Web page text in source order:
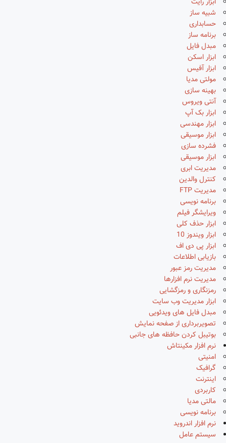
شبیه ساز
حسابداری
برنامه ساز
مبدل فایل
ابزار اسکن
ابزار آفیس
مولتی مدیا
بهینه سازی
آنتی ویروس
ابزار بک آپ
ابزار مهندسی
ابزار موسیقی
فشرده سازی
ابزار موسیقی
مدیریت ابری
کنترل والدین
مدیریت FTP
برنامه نویسی
ویرایشگر فیلم
ابزار حذف کلی
ابزار ویندوز 10
ابزار پی دی اف
بازیابی اطلاعات
مدیریت رمز عبور
مدیریت نرم افزارها
رمزنگاری و رمزگشایی
ابزار مدیریت وب سایت
مبدل فایل های ویدئویی
تصویربرداری از صفحه نمایش
بوتیبل کردن حافظه های جانبی
نرم افزار مکینتاش
امنیتی
گرافیک
اینترنت
کاربردی
مالتی مدیا
برنامه نویسی
نرم افزار اندروید
سیستم عامل